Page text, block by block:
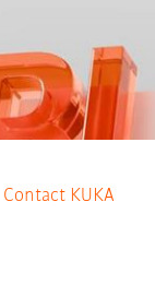
Contact KUKA